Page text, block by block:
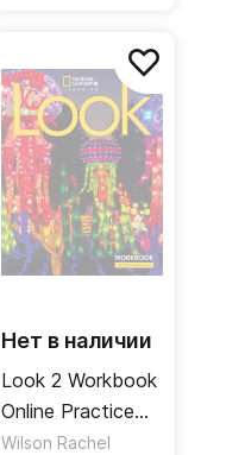
Нет в наличии
Look 2 Workbook
Online Practice
Рабочая тетрадь
Wilson Rachel